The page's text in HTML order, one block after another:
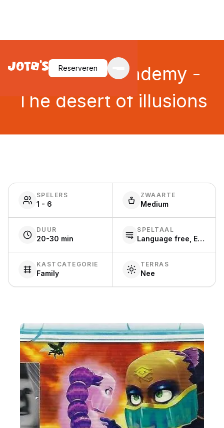
Reserveren
Dungeon Academy -
The desert of illusions
SPELERS
1 - 6
ZWAARTE
Medium
DUUR
20-30 min
SPELTAAL
Language free, English
KASTCATEGORIE
Family
TERRAS
Nee